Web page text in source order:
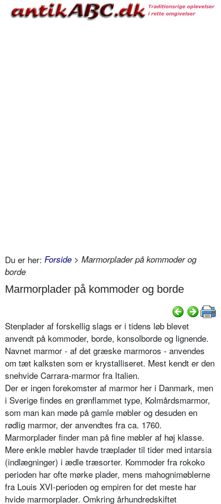
Du er her: Forside > Marmorplader på kommoder og
borde
Marmorplader på kommoder og borde
Stenplader af forskellig slags er i tidens løb blevet
anvendt på kommoder, borde, konsolborde og lignende.
Navnet marmor - af det græske marmoros - anvendes
om tæt kalksten som er krystalliseret. Mest kendt er den
snehvide Carrara-marmor fra Italien.
Der er ingen forekomster af marmor her i Danmark, men
i Sverige findes en grønflammet type, Kolmårdsmarmor,
som man kan møde på gamle møbler og desuden en
rødlig marmor, der anvendtes fra ca. 1760.
Marmorplader finder man på fine møbler af høj klasse.
Mere enkle møbler havde træplader til tider med intarsia
(indlægninger) i ædle træsorter. Kommoder fra rokoko
perioden har ofte mørke plader, mens mahognimøblerne
fra Louis XVI-perioden og empiren for det meste har
hvide marmorplader. Omkring århundredskiftet